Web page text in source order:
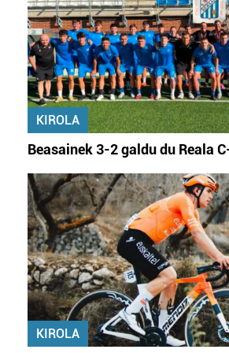
KIROLA
Beasainek 3-2 galdu du Reala
KIROLA